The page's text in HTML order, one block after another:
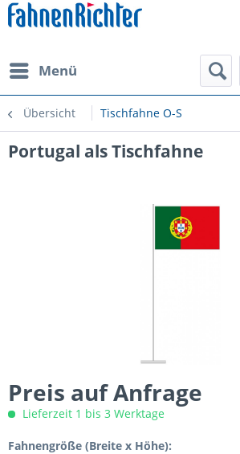
Menü
Übersicht Tischfahne O-S
Portugal als Tischfahne
Preis auf Anfrage
Lieferzeit 1 bis 3 Werktage
Fahnengröße (Breite x Höhe):